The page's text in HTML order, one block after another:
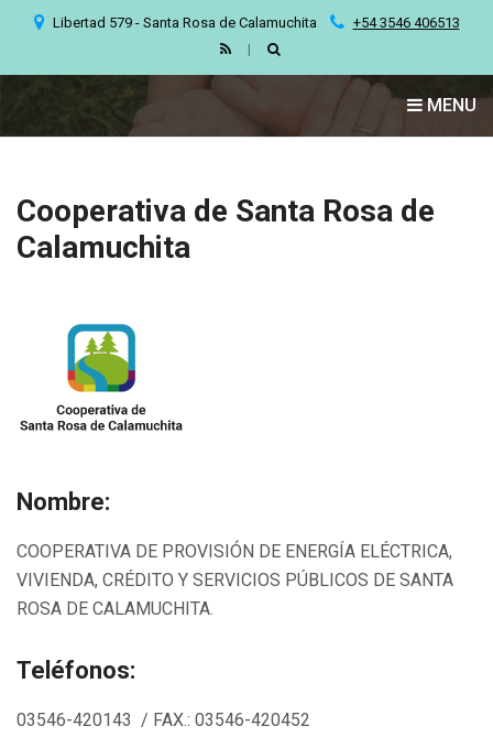
Libertad 579 - Santa Rosa de Calamuchita +54 3546 406513
:
MENU
Cooperativa de Santa Rosa de
Calamuchita
Nombre:
COOPERATIVA DE PROVISIÓN DE ENERGÍA ELÉCTRICA,
VIVIENDA, CRÉDITO Y SERVICIOS PÚBLICOS DE SANTA
ROSA DE CALAMUCHITA.
Teléfonos:
03546-420143 / FAX.: 03546-420452